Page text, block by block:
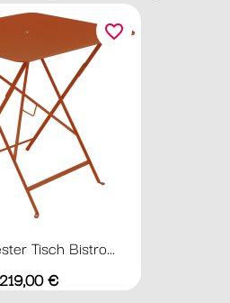
Tisch Bistro...
Preis
219,00 €
favorite_border